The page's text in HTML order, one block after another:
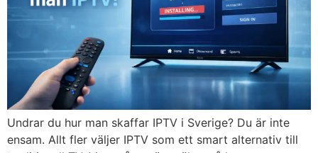
Undrar du hur man skaffar IPTV i Sverige? Du är inte
ensam. Allt fler väljer IPTV som ett smart alternativ till